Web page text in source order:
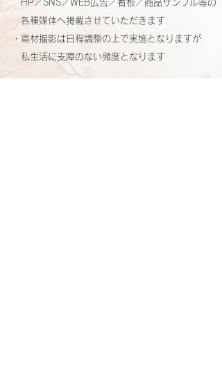
HP／SNS／WEB広告／看板／商品サンプル等の
各種媒体へ掲載させていただきます
・宣材撮影は日程調整の上で実施 となりますが
私生活に支障のない頻度となります